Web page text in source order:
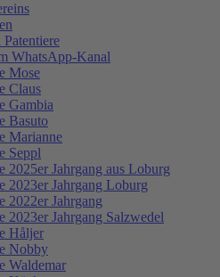
WhatsApp-Kanal
Mose
Claus
Gambia
Basuto
Marianne
Seppl
2025er Jahrgang aus Loburg
2023er Jahrgang Loburg
2022er Jahrgang
2023er Jahrgang Salzwedel
Håljer
Nobby
Waldemar